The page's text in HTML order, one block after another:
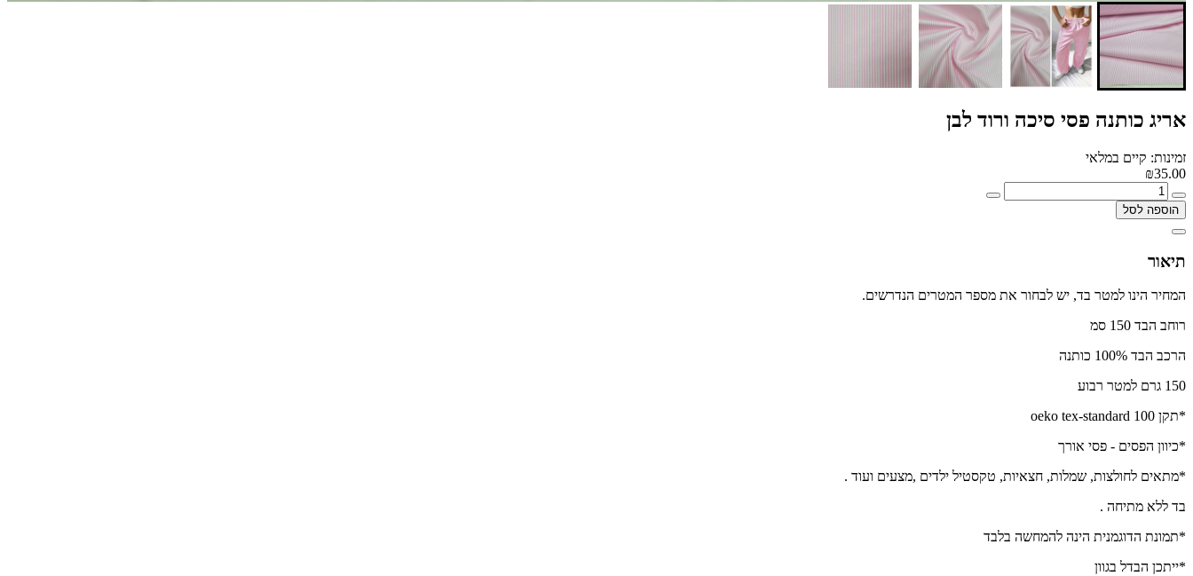
אריג כותנה פסי סיכה ורוד לבן
זמינות: קיים במלאי
₪35.00
הוספה לסל
תיאור
המחיר הינו למטר בד, יש לבחור את מספר המטרים הנדרשים.
רוחב הבד 150 סמ
הרכב הבד 100% כותנה
150 גרם למטר רבוע
*תקן oeko tex-standard 100
*כיוון הפסים - פסי אורך
*מתאים לחולצות, שמלות, חצאיות, טקסטיל ילדים ,מצעים ועוד .
בד ללא מתיחה .
*תמונת הדוגמנית הינה להמחשה בלבד
*ייתכן הבדל בגוון